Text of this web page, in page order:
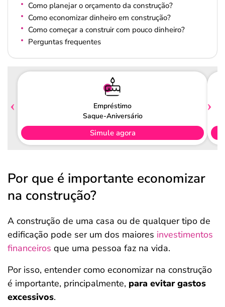
Como planejar o orçamento da construção?
Como economizar dinheiro em construção?
Como começar a construir com pouco dinheiro?
Perguntas frequentes
Empréstimo
Saque-Aniversário
Simule agora
Por que é importante economizar
na construção?
A construção de uma casa ou de qualquer tipo de
edificação pode ser um dos maiores investimentos
financeiros que uma pessoa faz na vida.
Por isso, entender como economizar na construção
é importante, principalmente, para evitar gastos
excessivos.